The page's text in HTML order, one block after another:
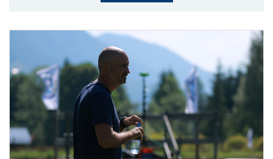
KLUB
GALÉRIA
SZURKOLÓI ÉLMÉNYEK
AKKREDITÁCIÓ